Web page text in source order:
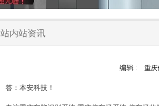
站内站资讯
编辑 : 重庆
答：本安科技！